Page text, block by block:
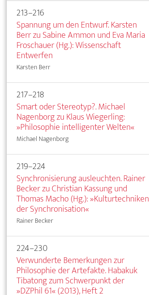
213–216
Spannung um den Entwurf. Karsten
Berr zu Sabine Ammon und Eva Maria
Froschauer (Hg.): Wissenschaft
Entwerfen
Karsten Berr
217–218
Smart oder Stereotyp?. Michael
Nagenborg zu Klaus Wiegerling:
»Philosophie intelligenter Welten«
Michael Nagenborg
219–224
Synchronisierung ausleuchten. Rainer
Becker zu Christian Kassung und
Thomas Macho (Hg.): »Kulturtechniken
der Synchronisation«
Rainer Becker
224–230
Verwunderte Bemerkungen zur
Philosophie der Artefakte. Habakuk
Tibatong zum Schwerpunkt der
»DZPhil 61« (2013), Heft 2